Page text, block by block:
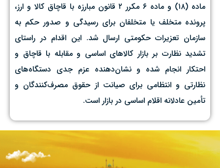
ماده (۱۸) و ماده ۶ مکرر ۲ قانون مبارزه با قاچاق کالا و ارز،
پرونده متخلف یا متخلفان برای رسیدگی و صدور حکم به
سازمان تعزیرات حکومتی ارسال شد. این اقدام در راستای
تشدید نظارت بر بازار کالاهای اساسی و مقابله با قاچاق و
احتکار انجام شده و نشان‌دهنده عزم جدی دستگاه‌های
نظارتی و انتظامی برای صیانت از حقوق مصرف‌کنندگان و
تأمین عادلانه اقلام اساسی در بازار است.